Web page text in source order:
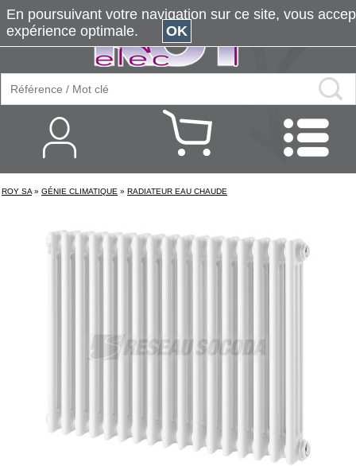
ROY SA » GÉNIE CLIMATIQUE » RADIATEUR EAU CHAUDE
En poursuivant votre navigation sur ce site, vous
expérience optimale.
OK